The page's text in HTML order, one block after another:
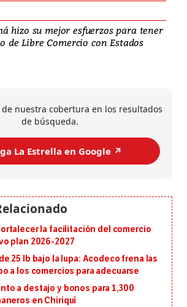
hizo su mejor esfuerzos para tener
de Libre Comercio con Estados
nuestra cobertura en los resultados
de búsqueda.
La Estrella en Google ↗️
la facilitación del comercio
plan 2026-2027
25 lb bajo la lupa: Acodeco frena las
a los comercios para adecuarse
a destajo y bonos para 1,300
en Chiriquí